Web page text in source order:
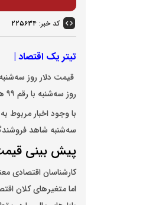
کد خبر: ۲۲۵۶۳۴
تیتر یک اقتصاد |
قیمت دلار روز سه‌شنبه با
روز سه‌شنبه با رقم ۹۹ هزار و ۶۰۰ تومانی بسته شد و کاهش ۶ هزار و ۵۰۰ تومانی نسبت به آخرین معامله روز دوشنبه داشت.
سه‌شنبه شاهد
پیش بینی
کارشناسان اقتصادی
اما متغیرهای کلان